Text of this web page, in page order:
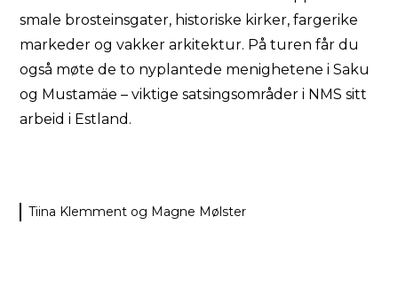
smale brosteinsgater, historiske kirker, fargerike
markeder og vakker arkitektur. På turen får du
også møte de to nyplantede menighetene i Saku
og Mustamäe – viktige satsingsområder i NMS sitt
arbeid i Estland.
Tiina Klemment og Magne Mølster